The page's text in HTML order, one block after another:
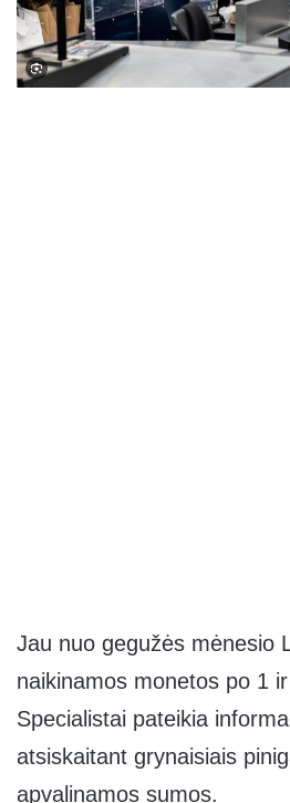
Jau nuo gegužės mėnesio
naikinamos monetos po 1
Specialistai pateikia
atsiskaitant grynaisiais
apvalinamos sumos.